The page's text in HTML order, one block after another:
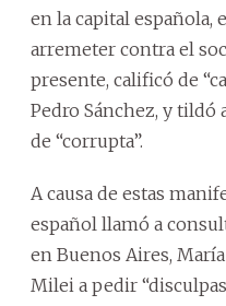
en la capital española,
arremeter contra el
presente, calificó de
Pedro Sánchez, y tildó
de “corrupta”.
A causa de estas
español llamó a
en Buenos Aires,
Milei a pedir